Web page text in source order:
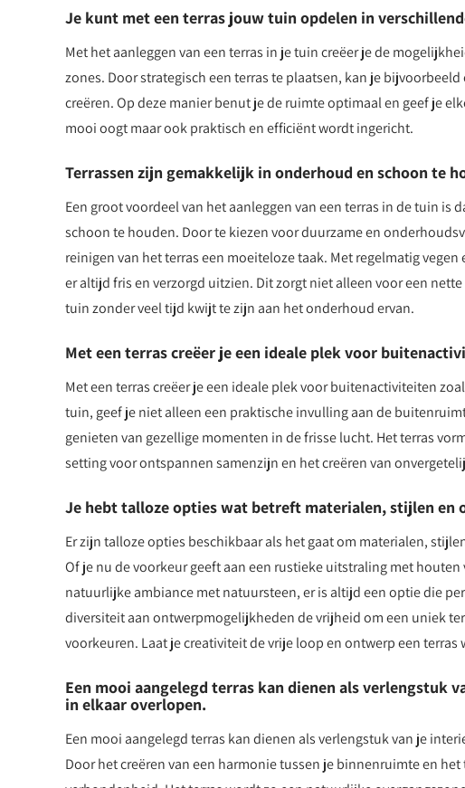
Je kunt met een terras jouw tuin opdelen in
Met het aanleggen van een terras in je tuin creëer je de
zones. Door strategisch een terras te plaatsen, kan je
creëren. Op deze manier benut je de ruimte optimaal en geef je
mooi oogt maar ook praktisch en efficiënt wordt ingericht.
Terrassen zijn gemakkelijk in onderhoud en schoon te
Een groot voordeel van het aanleggen van een terras in de tuin
schoon te houden. Door te kiezen voor duurzame en
reinigen van het terras een moeiteloze taak. Met regelmatig
er altijd fris en verzorgd uitzien. Dit zorgt niet alleen voor een
tuin zonder veel tijd kwijt te zijn aan het onderhoud ervan.
Met een terras creëer je een ideale plek voor
Met een terras creëer je een ideale plek voor buitenactiviteiten
tuin, geef je niet alleen een praktische invulling aan de
genieten van gezellige momenten in de frisse lucht. Het terras
setting voor ontspannen samenzijn en het creëren van
Je hebt talloze opties wat betreft materialen, stijlen en
Er zijn talloze opties beschikbaar als het gaat om materialen,
Of je nu de voorkeur geeft aan een rustieke uitstraling met
natuurlijke ambiance met natuursteen, er is altijd een optie die
diversiteit aan ontwerpmogelijkheden de vrijheid om een uniek
voorkeuren. Laat je creativiteit de vrije loop en ontwerp een terras
Een mooi aangelegd terras kan dienen als verlengstuk
in elkaar overlopen.
Een mooi aangelegd terras kan dienen als verlengstuk van je
Door het creëren van een harmonie tussen je binnenruimte en